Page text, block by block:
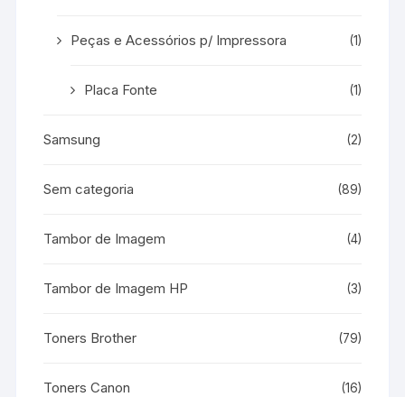
Peças e Acessórios p/ Impressora (1)
Placa Fonte (1)
Samsung (2)
Sem categoria (89)
Tambor de Imagem (4)
Tambor de Imagem HP (3)
Toners Brother (79)
Toners Canon (16)